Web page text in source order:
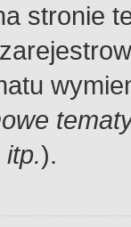
stronie
).